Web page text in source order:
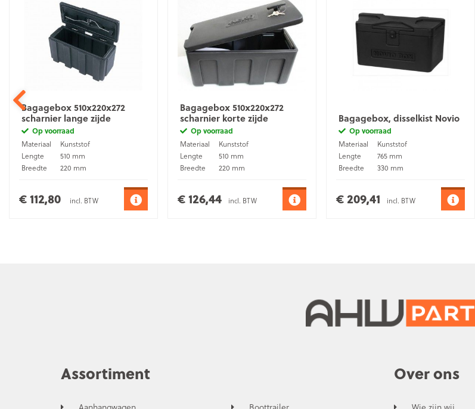
Bagagebox 510x220x272
scharnier lange zijde
Op voorraad
Materiaal
Kunststof
Lengte
510 mm
Breedte
220 mm
€ 112,80 incl. BTW
Bagagebox 510x220x272
scharnier korte zijde
Op voorraad
Materiaal
Kunststof
Lengte
510 mm
Breedte
220 mm
€ 126,44 incl. BTW
Bagagebox, disselkist Novio
Op voorraad
Materiaal
Kunststof
Lengte
765 mm
Breedte
330 mm
€ 209,41 incl. BTW
Assortiment Over ons